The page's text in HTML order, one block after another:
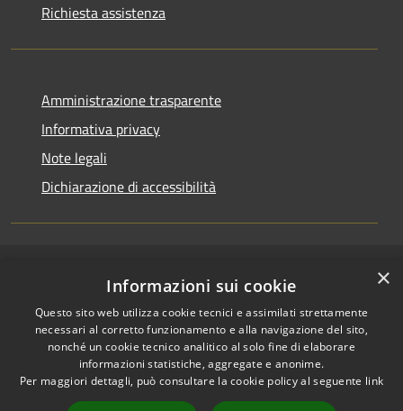
Richiesta assistenza
Amministrazione trasparente
Informativa privacy
Note legali
Dichiarazione di accessibilità
Privacy
Cookie
Mappa del sito
Permessi web -
Copyright © 2026 • Comune di
Casirate d'Adda • Powered by
Municipium•Accesso
redazione
×
Informazioni sui cookie
Questo sito web utilizza cookie tecnici e assimilati strettamente
necessari al corretto funzionamento e alla navigazione del sito,
nonché un cookie tecnico analitico al solo fine di elaborare
informazioni statistiche, aggregate e anonime.
Per maggiori dettagli, può consultare la cookie policy al seguente link